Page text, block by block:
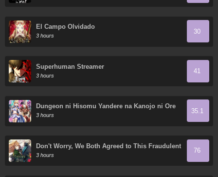
El Campo Olvidado
3 hours
30
Superhuman Streamer
3 hours
41
Dungeon ni Hisomu Yandere na Kanojo ni Ore
wa Nando mo Korosareru
3 hours
35.1
Don't Worry, We Both Agreed to This Fraudulent
Marriage
3 hours
76